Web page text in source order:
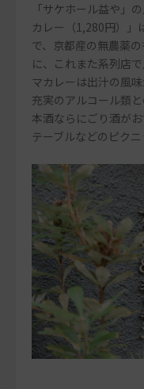
「サケホール益や」
カレー（1,280円）」
で、京都産の無農薬
に、これまた系列店
マカレーは出汁の風
充実のアルコール類
本酒ならにごり酒が
テーブルなどのピク